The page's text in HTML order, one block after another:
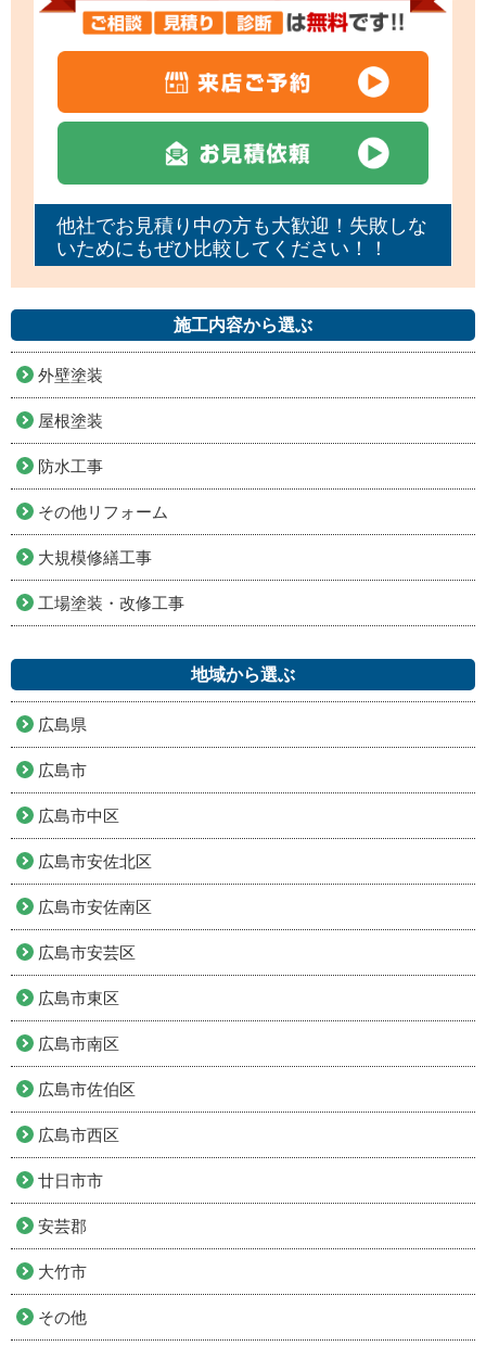
他社でお見積り中の方も大歓迎！失敗しな
いためにもぜひ比較してください！！
施工内容から選ぶ
外壁塗装
屋根塗装
防水工事
その他リフォーム
大規模修繕工事
工場塗装・改修工事
地域から選ぶ
広島県
広島市
広島市中区
広島市安佐北区
広島市安佐南区
広島市安芸区
広島市東区
広島市南区
広島市佐伯区
広島市西区
廿日市市
安芸郡
大竹市
その他